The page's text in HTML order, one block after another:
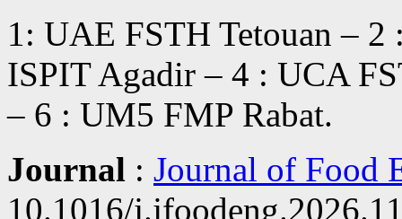
1: UAE FSTH Tetouan –
ISPIT Agadir – 4 : UCA
– 6 : UM5 FMP Rabat.
Journal : Journal of Food
10.1016/